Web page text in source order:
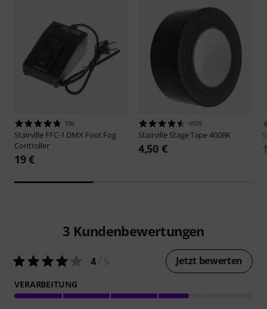
106
Stairville FFC-1 DMX Foot Fog
Controller
19 €
4578
Stairville Stage Tape 400BK
4,50 €
3 Kundenbewertungen
4/ 5 Jetzt bewerten
VERARBEITUNG